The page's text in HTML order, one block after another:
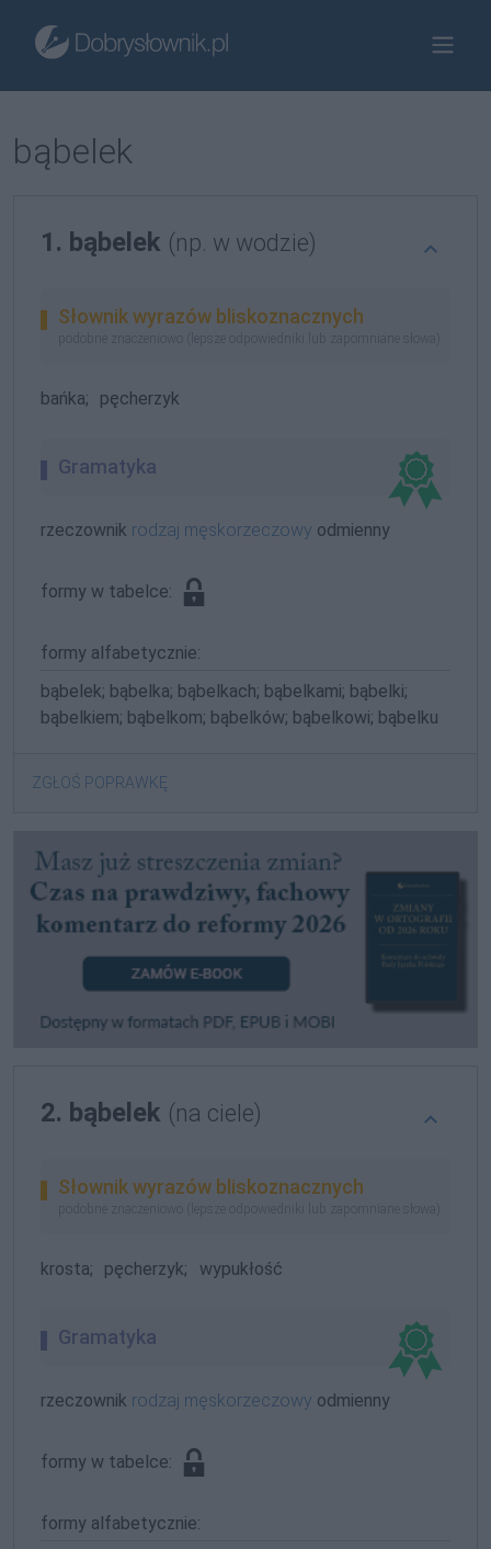
bąbelek
1. bąbelek (np. w wodzie)
Słownik wyrazów bliskoznacznych
podobne znaczeniowo (lepsze odpowiedniki lub zapomniane słowa)
bańka; pęcherzyk
Gramatyka
rzeczownik rodzaj męskorzeczowy odmienny
formy w tabelce:
formy alfabetycznie:
bąbelek; bąbelka; bąbelkach; bąbelkami; bąbelki;
bąbelkiem; bąbelkom; bąbelków; bąbelkowi; bąbelku
ZGŁOŚ POPRAWKĘ
2. bąbelek (na ciele)
Słownik wyrazów bliskoznacznych
podobne znaczeniowo (lepsze odpowiedniki lub zapomniane słowa)
krosta; pęcherzyk; wypukłość
Gramatyka
rzeczownik rodzaj męskorzeczowy odmienny
formy w tabelce:
formy alfabetycznie: